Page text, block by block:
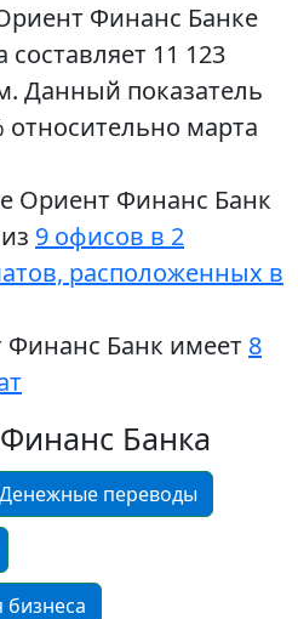
Финанс Банке
составляет 11 123
Данный показатель
относительно марта
Ориент Финанс Банк
9 офисов в 2
расположенных в
Банк имеет 8
Банка
Денежные переводы
бизнеса